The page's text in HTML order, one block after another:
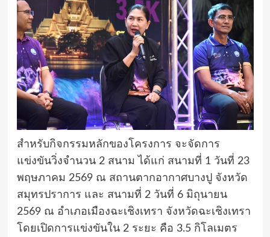
สำหรับกิจกรรมหลักของโครงการ จะจัดการ
แข่งขันวิ่งจำนวน 2 สนาม ได้แก่ สนามที่ 1 วันที่ 23
พฤษภาคม 2569 ณ สถานตากอากาศบางปู จังหวัด
สมุทรปราการ และ สนามที่ 2 วันที่ 6 มิถุนายน
2569 ณ อำเภอเมืองฉะเชิงเทรา จังหวัดฉะเชิงเทรา
โดยเปิดการแข่งขันใน 2 ระยะ คือ 3.5 กิโลเมตร